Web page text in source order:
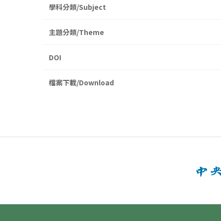
學科分類/Subject
主題分類/Theme
DOI
檔案下載/Download